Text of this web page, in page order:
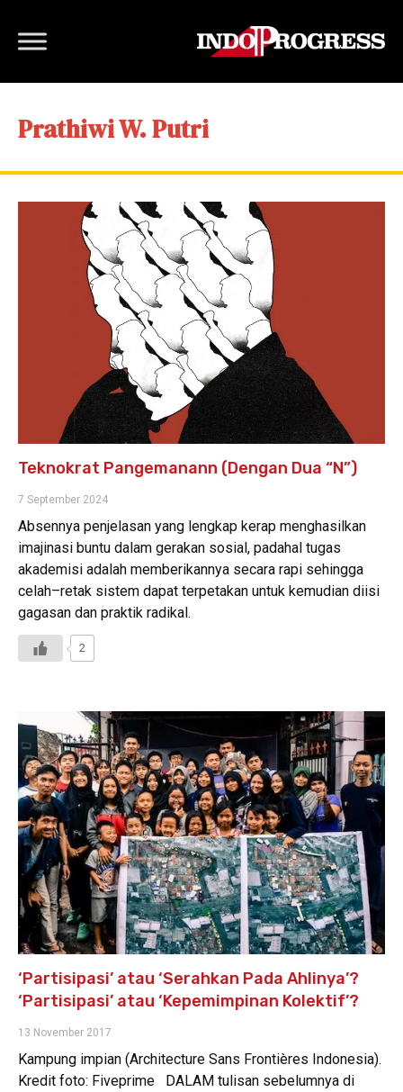
Prathiwi W. Putri
Teknokrat Pangemanann (Dengan Dua “N”)
7 September 2024
Absennya penjelasan yang lengkap kerap menghasilkan
imajinasi buntu dalam gerakan sosial, padahal tugas
akademisi adalah memberikannya secara rapi sehingga
celah–retak sistem dapat terpetakan untuk kemudian diisi
gagasan dan praktik radikal.
2
‘Partisipasi’ atau ‘Serahkan Pada Ahlinya’?
‘Partisipasi’ atau ‘Kepemimpinan Kolektif’?
13 November 2017
Kampung impian (Architecture Sans Frontières Indonesia).
Kredit foto: Fiveprime DALAM tulisan sebelumnya di